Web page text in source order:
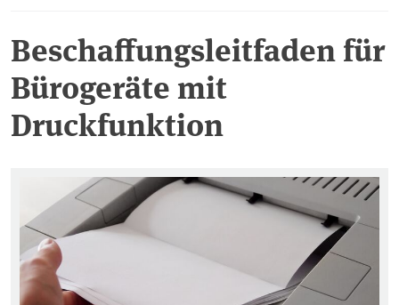
Beschaffungsleitfaden für
Bürogeräte mit
Druckfunktion